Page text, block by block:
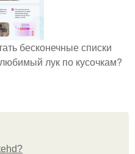
бесконечные списки
лук по кусочкам?